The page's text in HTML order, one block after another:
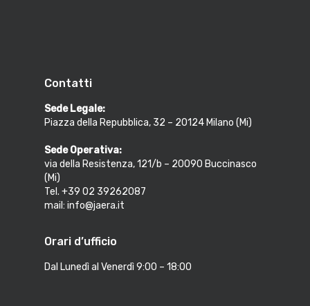
Contatti
Sede Legale:
Piazza della Repubblica, 32 – 20124 Milano (Mi)
Sede Operativa:
via della Resistenza, 121/b – 20090 Buccinasco
(Mi)
Tel. +39 02 39262087
mail: info@jaera.it
Orari d’ufficio
Dal Lunedì al Venerdì 9:00 – 18:00